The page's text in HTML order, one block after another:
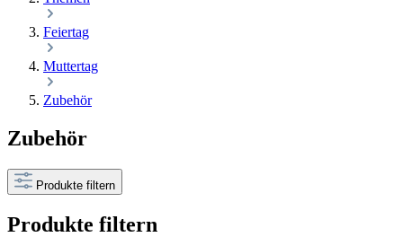
Feiertag
Muttertag
Zubehör
Zubehör
Produkte filtern
Produkte filtern